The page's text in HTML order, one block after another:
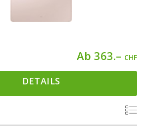
Ab 363.– CHF
DETAILS